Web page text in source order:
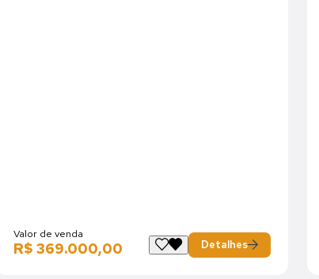
Valor de venda
R$ 369.000,00 Detalhes